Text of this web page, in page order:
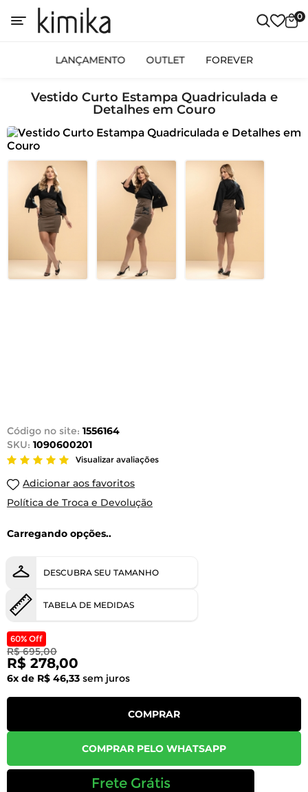
0
LANÇAMENTO OUTLET FOREVER
Vestido Curto Estampa Quadriculada e
Detalhes em Couro
Código no site: 1556164
SKU: 1090600201
Visualizar avaliações
Adicionar aos favoritos
Política de Troca e Devolução
Carregando opções..
DESCUBRA SEU TAMANHO
TABELA DE MEDIDAS
60% Off
R$ 695,00
R$ 278,00
6x de R$ 46,33 sem juros
COMPRAR
COMPRAR PELO WHATSAPP
Frete Grátis